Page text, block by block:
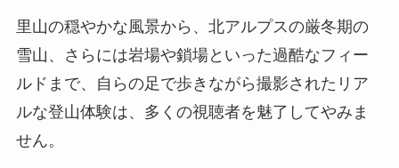
里山の穏やかな風景から、北アルプスの厳冬期の
雪山、さらには岩場や鎖場といった過酷なフィー
ルドまで、自らの足で歩きながら撮影されたリア
ルな登山体験は、多くの視聴者を魅了してやみま
せん。